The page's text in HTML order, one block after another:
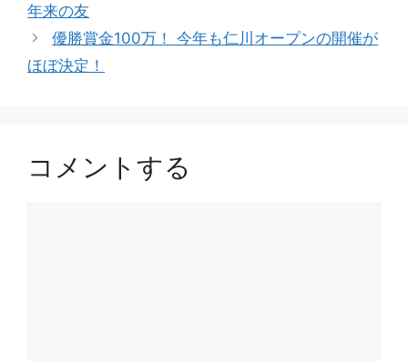
リ
ー
年来の友
優勝賞金100万！ 今年も仁川オープンの開催が
ほぼ決定！
コメントする